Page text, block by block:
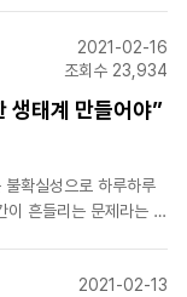
2021-02-16
조회수 23,934
생태계 만들어야”
확실성으로 하루하루
이 흔들리는 문제라는 공
2021-02-13